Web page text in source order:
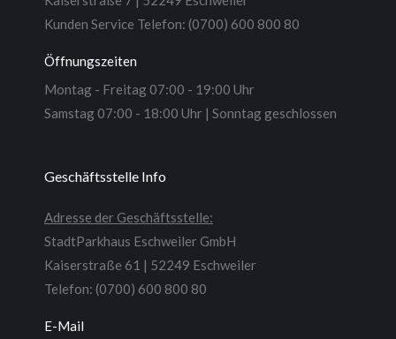
Kunden Service Telefon: (0700) 600 800 80
Öffnungszeiten
Montag - Freitag 07:00 - 19:00 Uhr
Samstag 07:00 - 18:00 Uhr | Sonntag geschlossen
Geschäftsstelle Info
Adresse der Geschäftsstelle:
StadtParkhaus Eschweiler GmbH
Kaiserstraße 61 | 52249 Eschweiler
Telefon: (0700) 600 800 80
E-Mail